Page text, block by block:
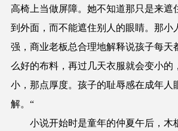
高椅上当做屏障。她不知道那只是来遮
到外面，而不能遮住别人的眼睛。那小
强，商业老板总合理地解释说孩子每天
么好的布料，再过几天衣服就会变小的
小，那点厚度。孩子的耻辱感在成年人
解。“
小说开始时是童年的仲夏午后，木